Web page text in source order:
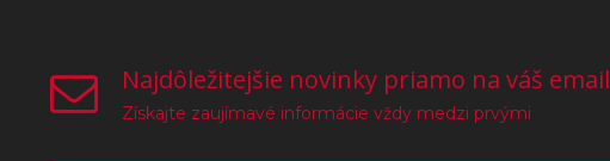
Najdôležitejšie novinky priamo na váš email
Získajte zaujímavé informácie vždy medzi prvými